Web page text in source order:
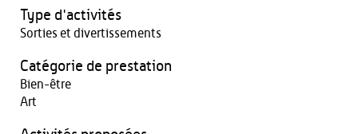
Type d'activités
Sorties et divertissements
Catégorie de prestation
Bien-être
Art